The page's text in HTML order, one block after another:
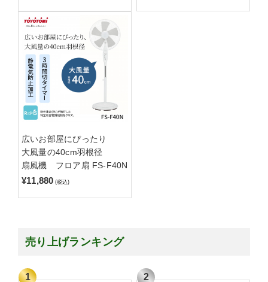
広いお部屋にぴったり
大風量の40cm羽根径
扇風機 フロア扇 FS-F40N
¥11,880 (税込)
売り上げランキング